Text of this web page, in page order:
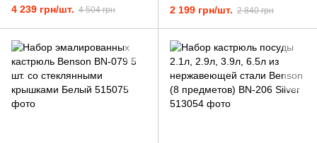
предметов bn-338
4 239 грн/шт. 4 504 грн
покрытием Черный
2 199 грн/шт. 2 840 грн